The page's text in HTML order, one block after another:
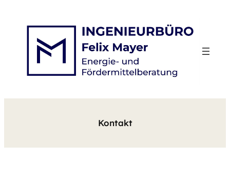
Kontakt